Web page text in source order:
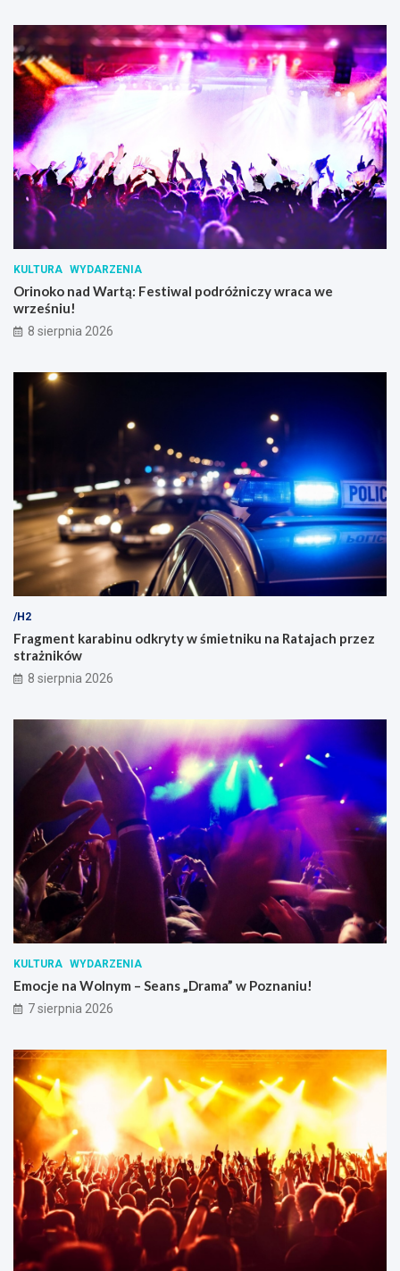
KULTURA WYDARZENIA
Orinoko nad Wartą: Festiwal podróżniczy wraca we
wrześniu!
8 sierpnia 2026
/H2
Fragment karabinu odkryty w śmietniku na Ratajach przez
strażników
8 sierpnia 2026
KULTURA WYDARZENIA
Emocje na Wolnym – Seans „Drama” w Poznaniu!
7 sierpnia 2026